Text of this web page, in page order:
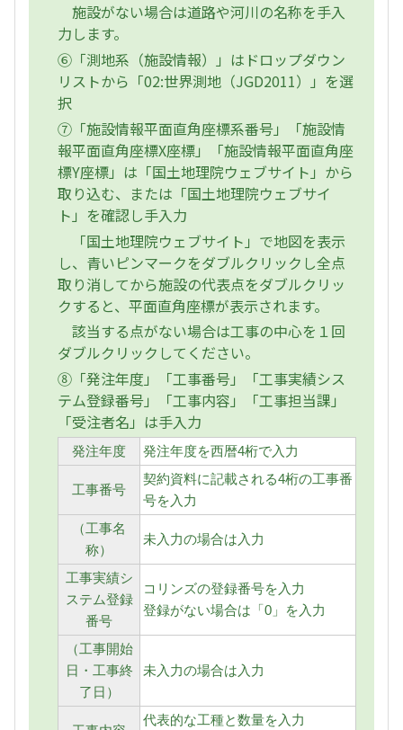
施設がない場合は道路や河川の名称を手入
力します。
⑥「測地系（施設情報）」はドロップダウン
リストから「02:世界測地（JGD2011）」を選
択
⑦「施設情報平面直角座標系番号」「施設情
報平面直角座標X座標」「施設情報平面直角座
標Y座標」は「国土地理院ウェブサイト」から
取り込む、または「国土地理院ウェブサイ
ト」を確認し手入力
「国土地理院ウェブサイト」で地図を表示
し、青いピンマークをダブルクリックし全点
取り消してから施設の代表点をダブルクリッ
クすると、平面直角座標が表示されます。
該当する点がない場合は工事の中心を１回
ダブルクリックしてください。
⑧「発注年度」「工事番号」「工事実績シス
テム登録番号」「工事内容」「工事担当課」
「受注者名」は手入力
発注年度 発注年度を西暦4桁で入力
工事番号
契約資料に記載される4桁の工事番
号を入力
（工事名
称）
未入力の場合は入力
工事実績シ
ステム登録
番号
コリンズの登録番号を入力
登録がない場合は「0」を入力
（工事開始
日・工事終
了日）
未入力の場合は入力
代表的な工種と数量を入力